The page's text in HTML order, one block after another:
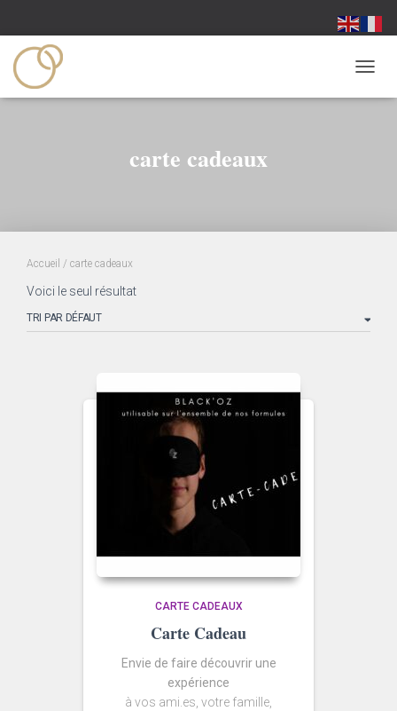
carte cadeaux
Accueil / carte cadeaux
Voici le seul résultat
CARTE CADEAUX
Carte Cadeau
Envie de faire découvrir une
expérience
à vos ami.es, votre famille,